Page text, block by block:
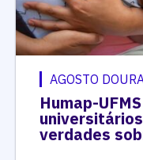
AGOSTO
Humap-
verdades